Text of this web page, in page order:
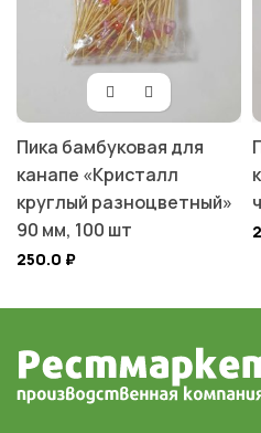
Пика бамбуковая для
канапе «Кристалл
круглый разноцветный»
90 мм, 100 шт
250.0 ₽